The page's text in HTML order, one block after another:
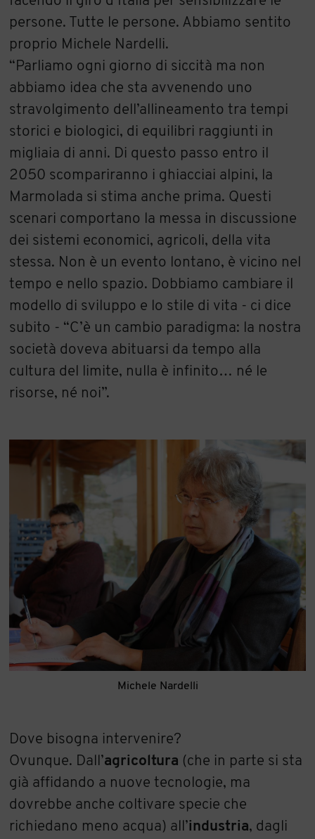
persone. Tutte le persone. Abbiamo sentito
proprio Michele Nardelli.
“Parliamo ogni giorno di siccità ma non
abbiamo idea che sta avvenendo uno
stravolgimento dell’allineamento tra tempi
storici e biologici, di equilibri raggiunti in
migliaia di anni. Di questo passo entro il
2050 scompariranno i ghiacciai alpini, la
Marmolada si stima anche prima. Questi
scenari comportano la messa in discussione
dei sistemi economici, agricoli, della vita
stessa. Non è un evento lontano, è vicino nel
tempo e nello spazio. Dobbiamo cambiare il
modello di sviluppo e lo stile di vita - ci dice
subito - “C’è un cambio paradigma: la nostra
società doveva abituarsi da tempo alla
cultura del limite, nulla è infinito… né le
risorse, né noi”.
Michele Nardelli
Dove bisogna intervenire?
Ovunque. Dall’agricoltura (che in parte si sta
già affidando a nuove tecnologie, ma
dovrebbe anche coltivare specie che
richiedano meno acqua) all’industria, dagli